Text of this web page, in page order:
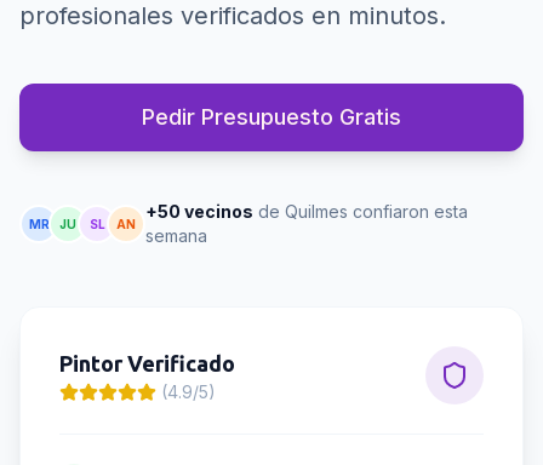
profesionales verificados en minutos.
Pedir Presupuesto Gratis
MR JU SL AN
+50 vecinos de Quilmes confiaron esta
semana
PintorVerificado
(4.9/5)